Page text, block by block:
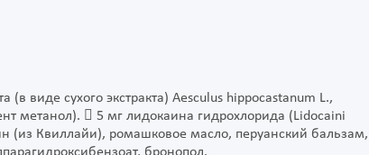
(в виде сухого экстракта) Aesculus hippocastanum L.,
метанол).  5 мг лидокаина гидрохлорида (Lidocaini
(из Квиллайи), ромашковое масло, перуанский бальзам,